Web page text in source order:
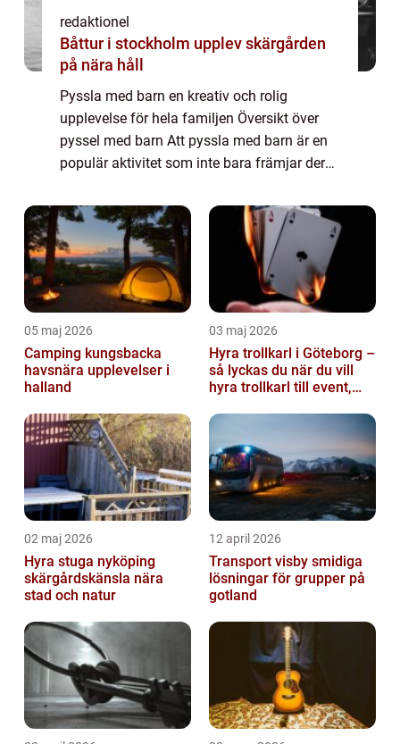
redaktionel
Båttur i stockholm upplev skärgården
på nära håll
Pyssla med barn en kreativ och rolig
upplevelse för hela familjen Översikt över
pyssel med barn Att pyssla med barn är en
populär aktivitet som inte bara främjar deras
banden mellan föräldrar och barn. Genom...
05 maj 2026
Camping kungsbacka
havsnära upplevelser i
halland
03 maj 2026
Hyra trollkarl i Göteborg –
så lyckas du när du vill
hyra trollkarl till event,
02 maj 2026
Hyra stuga nyköping
skärgårdskänsla nära
stad och natur
12 april 2026
Transport visby smidiga
lösningar för grupper på
gotland